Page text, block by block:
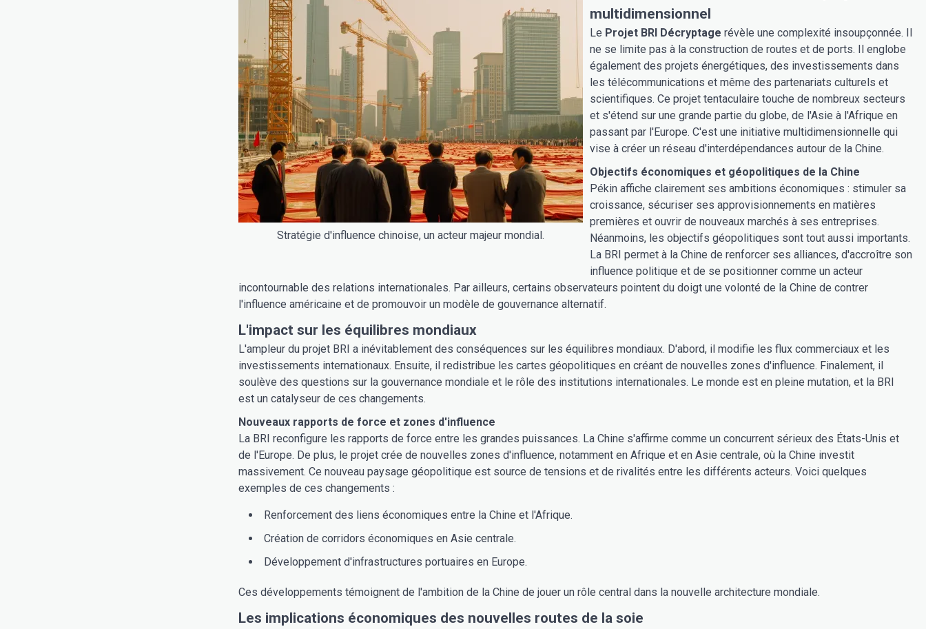
Stratégie d'influence chinoise, un acteur majeur mondial.
multidimensionnel
Le Projet BRI Décryptage révèle une complexité insoupçonnée. Il
ne se limite pas à la construction de routes et de ports. Il englobe
également des projets énergétiques, des investissements dans
les télécommunications et même des partenariats culturels et
scientifiques. Ce projet tentaculaire touche de nombreux secteurs
et s'étend sur une grande partie du globe, de l'Asie à l'Afrique en
passant par l'Europe. C'est une initiative multidimensionnelle qui
vise à créer un réseau d'interdépendances autour de la Chine.
Objectifs économiques et géopolitiques de la Chine
Pékin affiche clairement ses ambitions économiques : stimuler sa
croissance, sécuriser ses approvisionnements en matières
premières et ouvrir de nouveaux marchés à ses entreprises.
Néanmoins, les objectifs géopolitiques sont tout aussi importants.
La BRI permet à la Chine de renforcer ses alliances, d'accroître son
influence politique et de se positionner comme un acteur
incontournable des relations internationales. Par ailleurs, certains observateurs pointent du doigt une volonté de la Chine de contrer
l'influence américaine et de promouvoir un modèle de gouvernance alternatif.
L'impact sur les équilibres mondiaux
L'ampleur du projet BRI a inévitablement des conséquences sur les équilibres mondiaux. D'abord, il modifie les flux commerciaux et les
investissements internationaux. Ensuite, il redistribue les cartes géopolitiques en créant de nouvelles zones d'influence. Finalement, il
soulève des questions sur la gouvernance mondiale et le rôle des institutions internationales. Le monde est en pleine mutation, et la BRI
est un catalyseur de ces changements.
Nouveaux rapports de force et zones d'influence
La BRI reconfigure les rapports de force entre les grandes puissances. La Chine s'affirme comme un concurrent sérieux des États-Unis et
de l'Europe. De plus, le projet crée de nouvelles zones d'influence, notamment en Afrique et en Asie centrale, où la Chine investit
massivement. Ce nouveau paysage géopolitique est source de tensions et de rivalités entre les différents acteurs. Voici quelques
exemples de ces changements :
Renforcement des liens économiques entre la Chine et l'Afrique.
Création de corridors économiques en Asie centrale.
Développement d'infrastructures portuaires en Europe.
Ces développements témoignent de l'ambition de la Chine de jouer un rôle central dans la nouvelle architecture mondiale.
Les implications économiques des nouvelles routes de la soie